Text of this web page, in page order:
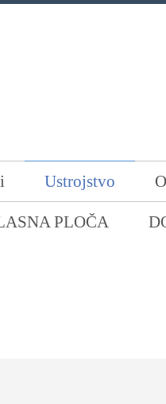
Ustrojstvo
PLOČA